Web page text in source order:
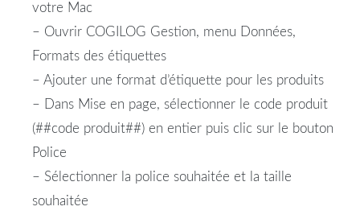
votre Mac
– Ouvrir COGILOG Gestion, menu Données,
Formats des étiquettes
– Ajouter une format d’étiquette pour les produits
– Dans Mise en page, sélectionner le code produit
(##code produit##) en entier puis clic sur le bouton
Police
– Sélectionner la police souhaitée et la taille
souhaitée